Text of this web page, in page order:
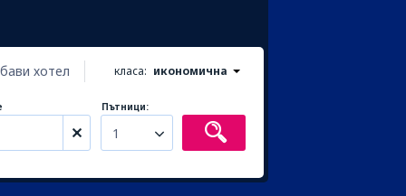
класа: икономична
хотел
Пътници:
1